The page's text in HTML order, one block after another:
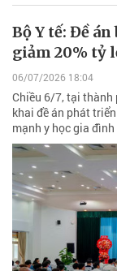
Bộ Y tế: Đề
giảm 20% tỷ
06/07/2026 18:04
Chiều 6/7, tại thành
khai đề án phát
mạnh y học gia